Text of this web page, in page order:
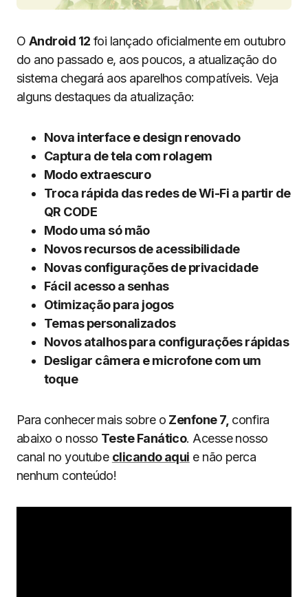
O Android 12 foi lançado oficialmente em outubro
do ano passado e, aos poucos, a atualização do
sistema chegará aos aparelhos compatíveis. Veja
alguns destaques da atualização:
Nova interface e design renovado
Captura de tela com rolagem
Modo extraescuro
Troca rápida das redes de Wi-Fi a partir de
QR CODE
Modo uma só mão
Novos recursos de acessibilidade
Novas configurações de privacidade
Fácil acesso a senhas
Otimização para jogos
Temas personalizados
Novos atalhos para configurações rápidas
Desligar câmera e microfone com um
toque
Para conhecer mais sobre o Zenfone 7, confira
abaixo o nosso Teste Fanático. Acesse nosso
canal no youtube clicando aqui e não perca
nenhum conteúdo!